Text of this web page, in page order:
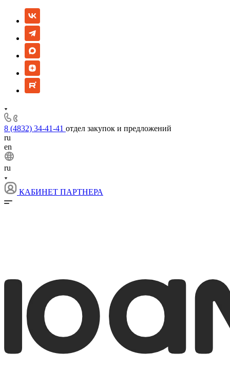
8 (4832) 34-41-41 отдел закупок и предложений
ru
en
ru
КАБИНЕТ ПАРТНЕРА